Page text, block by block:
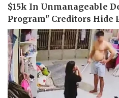
Tin nóng
Tư vấn luật